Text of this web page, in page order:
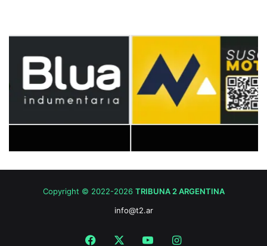
Copyright © 2022-2026 TRIBUNA 2 ARGENTINA
info@t2.ar
Facebook YouTubeInstagram